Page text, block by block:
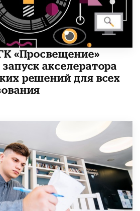
«Просвещение»
акселератора
решений для всех